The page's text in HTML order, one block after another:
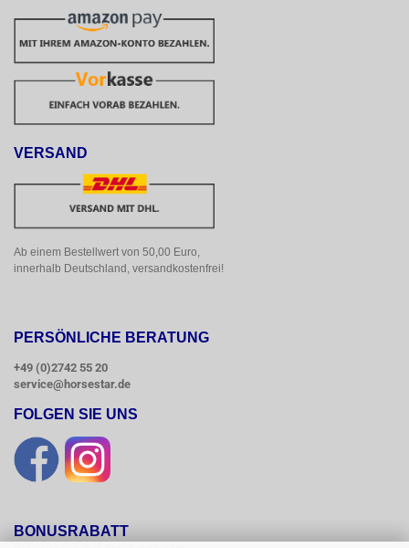
VERSAND
Ab einem Bestellwert von 50,00 Euro,
innerhalb Deutschland, versandkostenfrei!
PERSÖNLICHE BERATUNG
+49 (0)2742 55 20
service@horsestar.de
FOLGEN SIE UNS
BONUSRABATT